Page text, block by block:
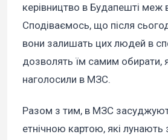
керівництво в Будапешті меж
Сподіваємось, що після
вони залишать цих людей в
дозволять їм самим обирати,
наголосили в МЗС.
Разом з тим, в МЗС
етнічною картою, які лунають